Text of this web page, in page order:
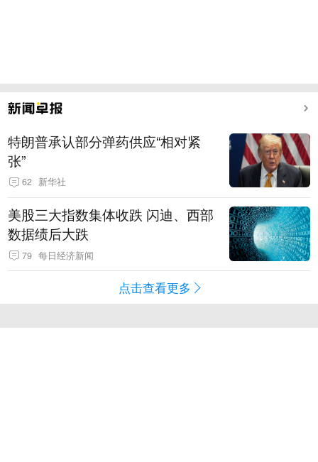
特朗普承认部分弹药供应“相对紧
张”
62 新华社
美股三大指数集体收跌 闪迪、西部
数据绩后大跌
79 每日经济新闻
点击查看更多